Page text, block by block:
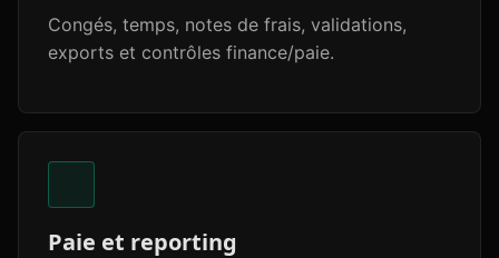
Congés, temps, notes de frais, validations,
exports et contrôles finance/paie.
Paie et reporting